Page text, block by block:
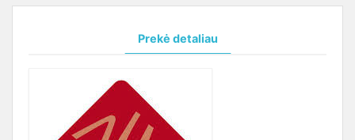
Prekė detaliau